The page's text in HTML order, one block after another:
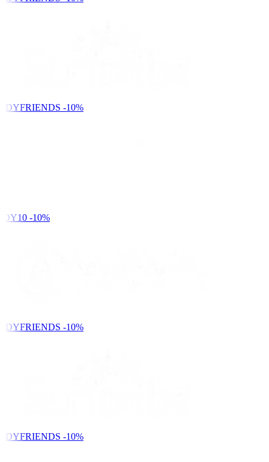
-10%
-10%
-10%
-10%